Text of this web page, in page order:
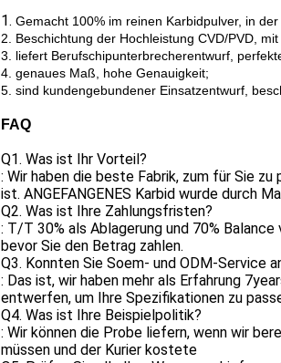
1. Gemacht 100% im reinen Karbidpulver, in
2. Beschichtung der Hochleistung CVD/PVD,
3. liefert Berufschipunterbrecherentwurf,
4. genaues Maß, hohe Genauigkeit;
5. sind kundengebundener Einsatzentwurf,
FAQ
Q1. Was ist Ihr Vorteil?
: Wir haben die beste Fabrik, zum für Sie
ist. ANGEFANGENES Karbid wurde durch
Q2. Was ist Ihre Zahlungsfristen?
: T/T 30% als Ablagerung und 70%
bevor Sie den Betrag zahlen.
Q3. Konnten Sie Soem- und ODM-Service
: Das ist, wir haben mehr als Erfahrung
entwerfen, um Ihre Spezifikationen zu
Q4. Was ist Ihre Beispielpolitik?
: Wir können die Probe liefern, wenn wir
müssen und der Kurier kostete